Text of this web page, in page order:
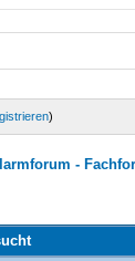
)
-